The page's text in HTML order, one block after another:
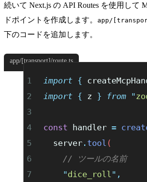
続いて Next.js の API Routes を使用して
ドポイントを作成します。
app/
下のコードを追加します。
app/[transport]/route.ts
import {
import { z } from "
const handler =
  server
. tool (
    // ツールの名前
    "
dice_roll" ,